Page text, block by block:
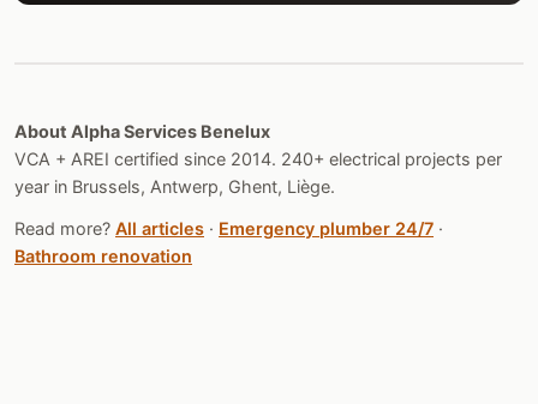
About Alpha Services Benelux
VCA + AREI certified since 2014. 240+ electrical projects per
year in Brussels, Antwerp, Ghent, Liège.
Read more? All articles · Emergency plumber 24/7 ·
Bathroom renovation